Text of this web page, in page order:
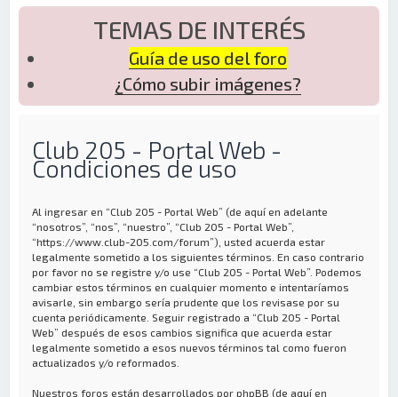
TEMAS DE INTERÉS
Guía de uso del foro
¿Cómo subir imágenes?
Club 205 - Portal Web -
Condiciones de uso
Al ingresar en “Club 205 - Portal Web” (de aquí en adelante
“nosotros”, “nos”, “nuestro”, “Club 205 - Portal Web”,
“https://www.club-205.com/forum”), usted acuerda estar
legalmente sometido a los siguientes términos. En caso contrario
por favor no se registre y/o use “Club 205 - Portal Web”. Podemos
cambiar estos términos en cualquier momento e intentaríamos
avisarle, sin embargo sería prudente que los revisase por su
cuenta periódicamente. Seguir registrado a “Club 205 - Portal
Web” después de esos cambios significa que acuerda estar
legalmente sometido a esos nuevos términos tal como fueron
actualizados y/o reformados.
Nuestros foros están desarrollados por phpBB (de aquí en